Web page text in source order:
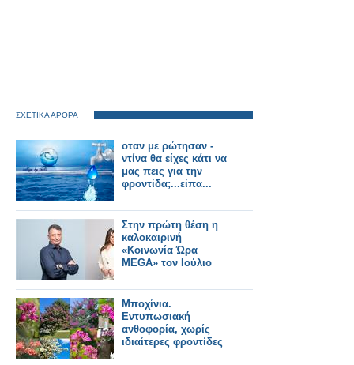
ΣΧΕΤΙΚΑ ΑΡΘΡΑ
οταν με ρώτησαν -
ντίνα θα είχες κάτι να
μας πεις για την
φροντίδα;...είπα...
Στην πρώτη θέση η
καλοκαιρινή
«Κοινωνία Ώρα
MEGA» τον Ιούλιο
Μποχίνια.
Εντυπωσιακή
ανθοφορία, χωρίς
ιδιαίτερες φροντίδες